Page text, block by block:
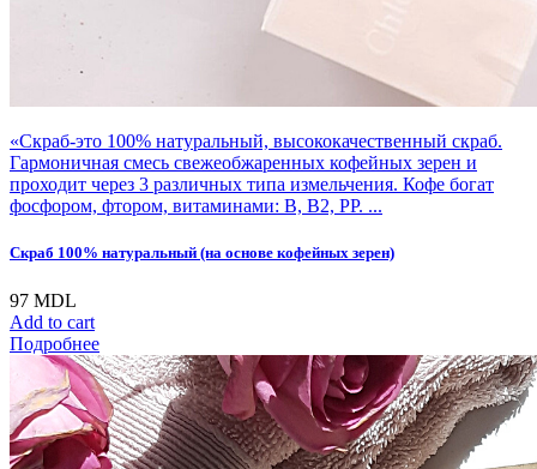
«Скраб-это 100% натуральный, высококачественный скраб.
Гармоничная смесь свежеобжаренных кофейных зерен и
проходит через 3 различных типа измельчения. Кофе богат
фосфором, фтором, витаминами: В, В2, РР. ...
Cкраб 100% натуральный (на основе кофейных зерен)
97 MDL
Add to cart
Подробнее